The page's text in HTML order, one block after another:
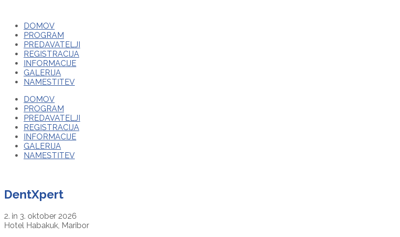
DOMOV
PROGRAM
PREDAVATELJI
REGISTRACIJA
INFORMACIJE
GALERIJA
NAMESTITEV
DOMOV
PROGRAM
PREDAVATELJI
REGISTRACIJA
INFORMACIJE
GALERIJA
NAMESTITEV
DentXpert
2. in 3. oktober 2026
Hotel Habakuk, Maribor